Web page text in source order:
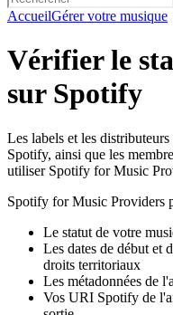
AccueilGérer votre musique
Vérifier le
sur Spotify
Les labels et les
Spotify, ainsi que les
utiliser Spotify for Music
Spotify for Music Providers
Le statut de votre
Les dates de début et
droits territoriaux
Les métadonnées de
Vos URI Spotify de